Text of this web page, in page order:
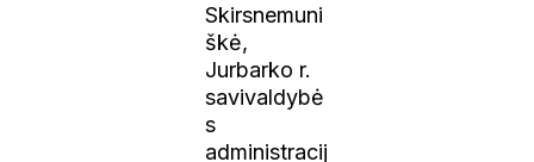
Skirsnemuni
škė,
Jurbarko r.
savivaldybė
s
administracij